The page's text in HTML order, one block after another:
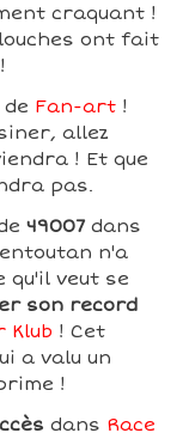
craquant !
ont fait
!
Fan-art !
allez
! Et que
pas.
49007 dans
n'a
qu'il veut se
son record
Klub ! Cet
a valu un
!
dans Race